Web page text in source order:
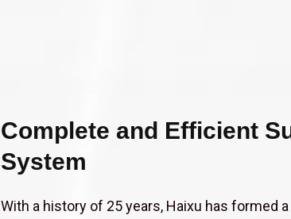
Complete and Efficient
System
With a history of 25 years, Haixu has formed